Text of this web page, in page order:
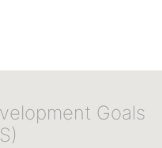
Goals